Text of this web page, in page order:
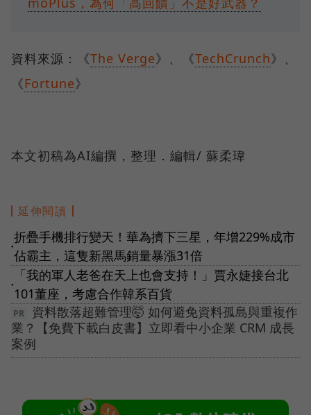
資料來源：《The Verge》、《TechCrunch》、
《Fortune》
本文初稿為AI編撰，整理．編輯/ 蘇柔瑋
延伸閱讀
●
折疊手機排行變天！華為擠下三星，年增229%成市
佔霸主，這隻新黑馬銷量暴漲31倍
●
「我的軍人老爸在天上也會支持！」賈永婕接台北
101董座，考慮合作韓系百貨
資料散落超難管理🤯 如何避免資料孤島與重複作
業？【免費下載白皮書】立即看中小企業 CRM 成長
案例